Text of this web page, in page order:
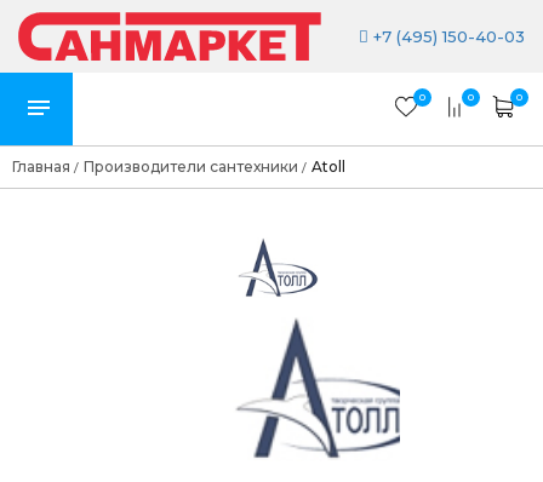
+7 (495) 150-40-03
0 0 0
Главная / Производители сантехники / Atoll